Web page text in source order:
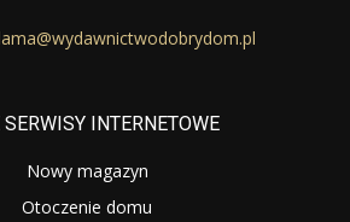
SERWISY INTERNETOWE
Nowy magazyn
Otoczenie domu